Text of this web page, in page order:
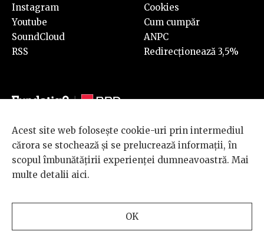
Instagram
Youtube
SoundCloud
RSS
Cookies
Cum cumpăr
ANPC
Redirecționează 3,5%
© 2026 BRD Groupe Société Générale, toate drepturile rezervate.
Scena 9 este un proiect sustinut de
BRD GROUPE SOCIÉTÉ
GÉNÉRALE
Acest site web folosește cookie-uri prin intermediul
cărora se stochează și se prelucrează informații, în
scopul îmbunătățirii experienței dumneavoastră. Mai
multe detalii aici.
OK